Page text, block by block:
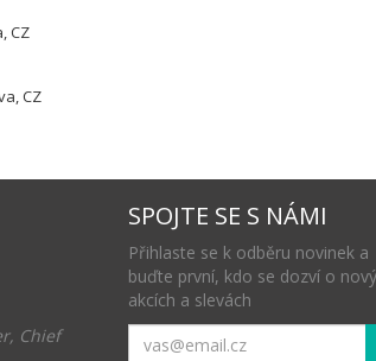
CZ
CZ
Chief
SPOJTE SE S NÁMI
Přihlaste se k odběru novinek a
buďte první, kdo se dozví o
akcích a slevách